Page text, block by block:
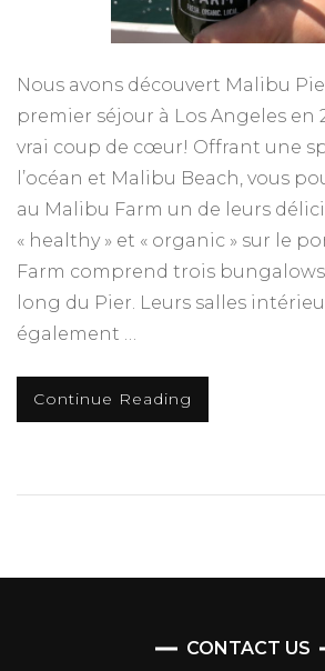
Nous avons découvert Malibu
premier séjour à Los Angeles en
vrai coup de cœur! Offrant une
l’océan et Malibu Beach, vous
au Malibu Farm un de leurs
« healthy » et « organic » sur le
Farm comprend trois
long du Pier. Leurs salles
également …
Continue Reading
CONTACT US